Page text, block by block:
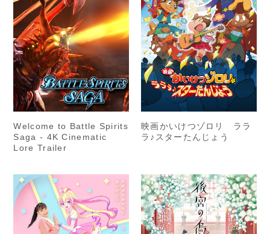
Welcome to Battle Spirits
Saga - 4K Cinematic
Lore Trailer
映画かいけつゾロリ ララ
ラ♪スターたんじょう